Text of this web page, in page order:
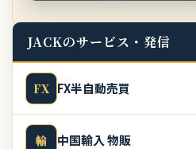
JACKのサービス・発信
FX FX半自動売買
輸 中国輸入 物販